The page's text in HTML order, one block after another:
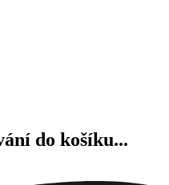
do košíku...